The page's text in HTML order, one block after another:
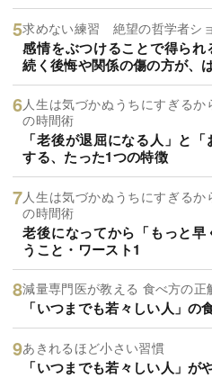
求めない練習 絶望の哲学者シ
感情をぶつけることで得ら
続く後悔や関係の傷の方が、
人生は気づかぬうちにすぎる
の時間術
「老後が退屈になる人」と
する、たった1つの特徴
人生は気づかぬうちにすぎる
の時間術
老後になってから「もっと
うこと・ワースト1
減量専門医が教える 食べ方の正
「いつまでも若々しい人」の
あきれるほど小さい習慣
「いつまでも若々しい人」が